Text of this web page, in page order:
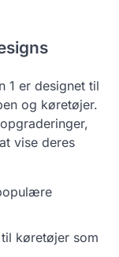
1 er designet til
og køretøjer.
vise deres
køretøjer som